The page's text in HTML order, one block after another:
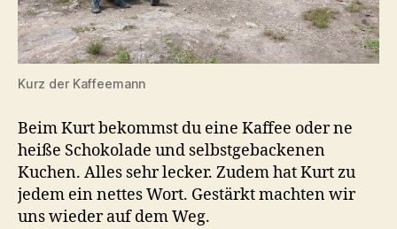
Kurz der Kaffeemann
Beim Kurt bekommst du eine Kaffee oder ne
heiße Schokolade und selbstgebackenen
Kuchen. Alles sehr lecker. Zudem hat Kurt zu
jedem ein nettes Wort. Gestärkt machten wir
uns wieder auf dem Weg.